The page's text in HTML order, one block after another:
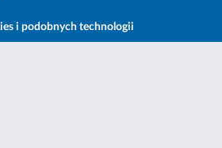
i podobnych technologii